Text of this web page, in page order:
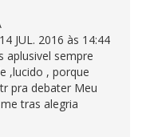
14 JUL. 2016 às 14:44
aplusivel sempre
,lucido , porque
pra debater Meu
tras alegria